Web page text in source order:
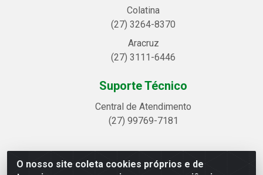
O nosso site coleta cookies próprios e de
Colatina
(27) 3264-8370
Aracruz
(27) 3111-6446
Suporte Técnico
Central de Atendimento
(27) 99769-7181
Linhavix Distribuidora LTDA - Avenida Alegre, 2521 -